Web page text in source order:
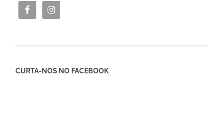
CURTA-NOS NO FACEBOOK